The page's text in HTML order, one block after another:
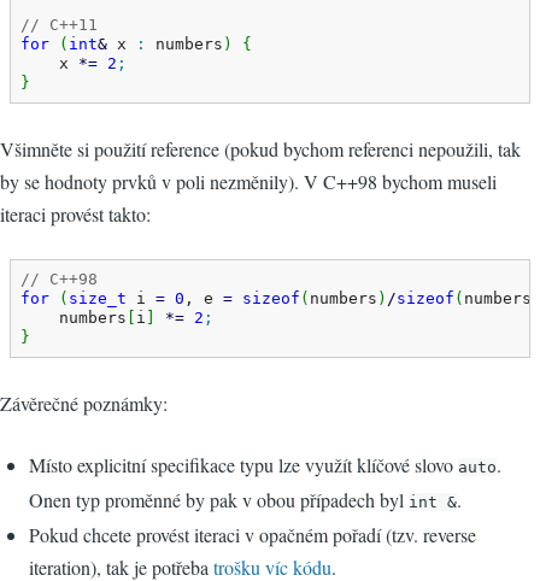
// C++11
for
( int& x : numbers )
{
    x
*= 2 ;
}
Všimněte si použití reference (pokud bychom referenci nepoužili, tak
by se hodnoty prvků v poli nezměnily). V C++98 bychom museli
iteraci provést takto:
// C++98
for
( size_t i = 0 , e = sizeof ( numbers ) /sizeof ( numbers
    numbers
i *= 2 ;
}
Závěrečné poznámky:
Místo explicitní specifikace typu lze využít klíčové slovo auto.
Onen typ proměnné by pak v obou případech byl int &.
Pokud chcete provést iteraci v opačném pořadí (tzv. reverse
iteration), tak je potřeba trošku víc kódu.